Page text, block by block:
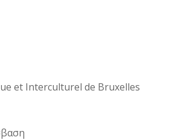
et Interculturel de Bruxelles